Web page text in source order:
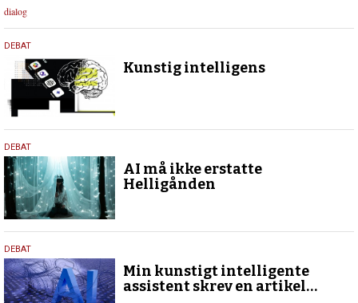
dialog
27.
maj
2025
DEBAT
Kunstig intelligens
27.
maj
2025
DEBAT
AI må ikke erstatte
Helligånden
27.
maj
2025
DEBAT
Min kunstigt intelligente
assistent skrev en artikel…